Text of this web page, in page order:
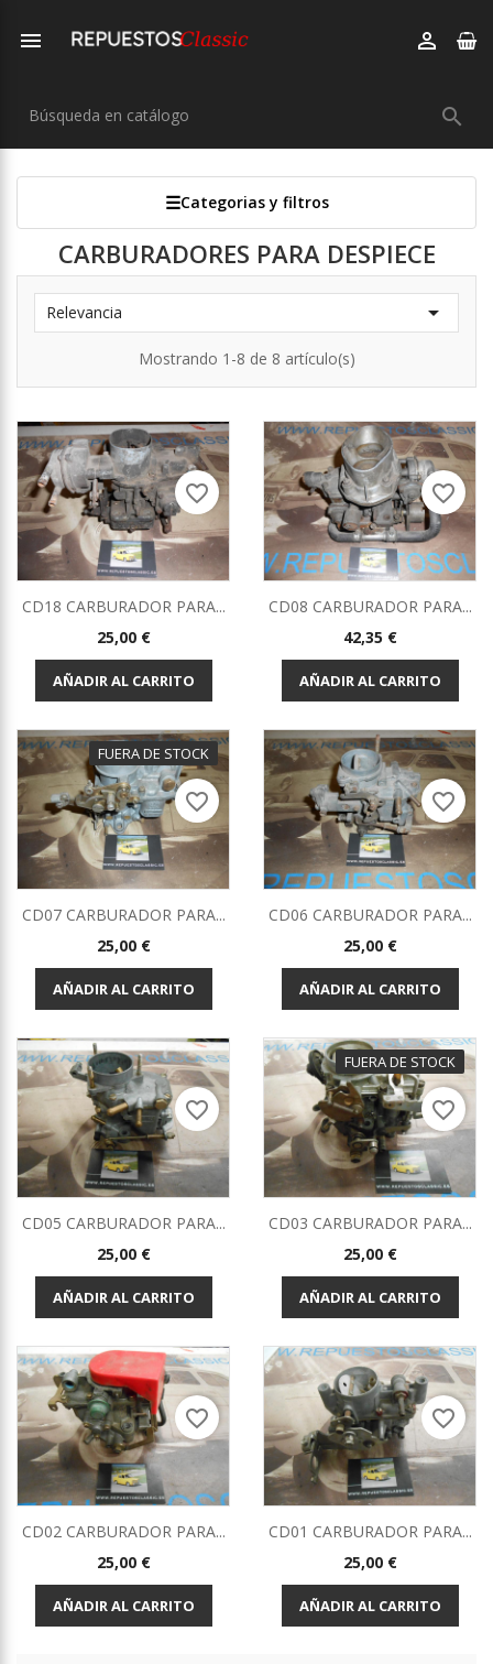
 

Categorias y filtros
CARBURADORES PARA DESPIECE
Relevancia 
Mostrando 1-8 de 8 artículo(s)
CD18 CARBURADOR PARA...
Precio
25,00 €
AÑADIR AL CARRITO
favorite_border
CD08 CARBURADOR PARA...
Precio
42,35 €
AÑADIR AL CARRITO
favorite_border
FUERA DE STOCK
CD07 CARBURADOR PARA...
Precio
25,00 €
AÑADIR AL CARRITO
favorite_border
CD06 CARBURADOR PARA...
Precio
25,00 €
AÑADIR AL CARRITO
favorite_border
CD05 CARBURADOR PARA...
Precio
25,00 €
AÑADIR AL CARRITO
favorite_border
FUERA DE STOCK
CD03 CARBURADOR PARA...
Precio
25,00 €
AÑADIR AL CARRITO
favorite_border
CD02 CARBURADOR PARA...
Precio
25,00 €
AÑADIR AL CARRITO
favorite_border
CD01 CARBURADOR PARA...
Precio
25,00 €
AÑADIR AL CARRITO
favorite_border